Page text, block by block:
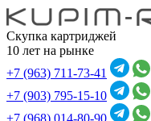
Скупка картриджей
10 лет на рынке
+7 (963) 711-73-41
+7 (903) 795-15-10
+7 (968) 014-80-90